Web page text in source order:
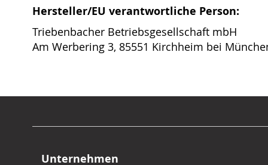
Hersteller/EU verantwortliche Person:
Triebenbacher Betriebsgesellschaft mbH
Am Werbering 3, 85551 Kirchheim bei
Unternehmen